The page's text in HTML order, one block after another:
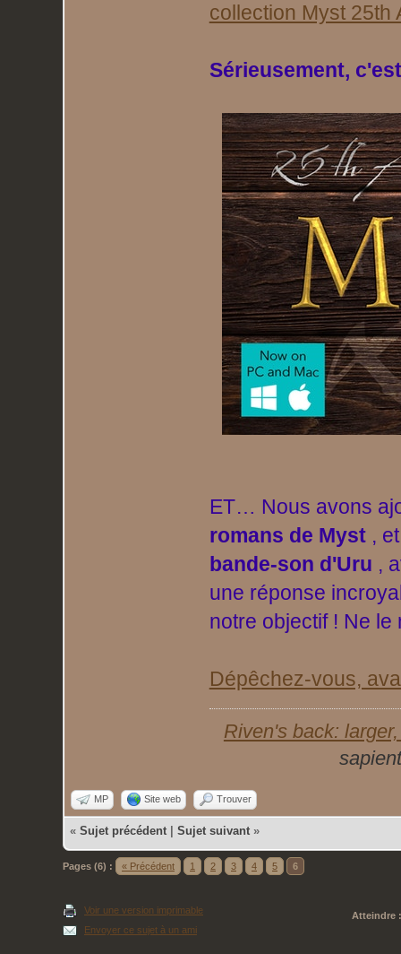
collection Myst 25th
Sérieusement,
ET… Nous avons
romans de Myst, et
bande-son d'Uru ,
une réponse
notre objectif ! Ne le
Dépêchez-vous,
Riven's back:
MP Site web Trouver
« Sujet précédent Sujet suivant »
Pages (6) : « Précédent 1 2 3 4 5 6
Voir une version imprimable
Envoyer ce sujet à un ami
Atteindre :